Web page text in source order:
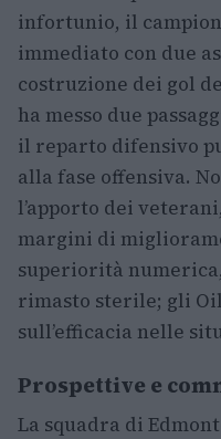
infortunio, il
immediato con due
costruzione dei gol
ha messo due
il reparto difensivo
alla fase offensiva.
l’apporto dei
margini di
superiorità
rimasto sterile; gli
sull’efficacia nelle
Prospettive e
La squadra di